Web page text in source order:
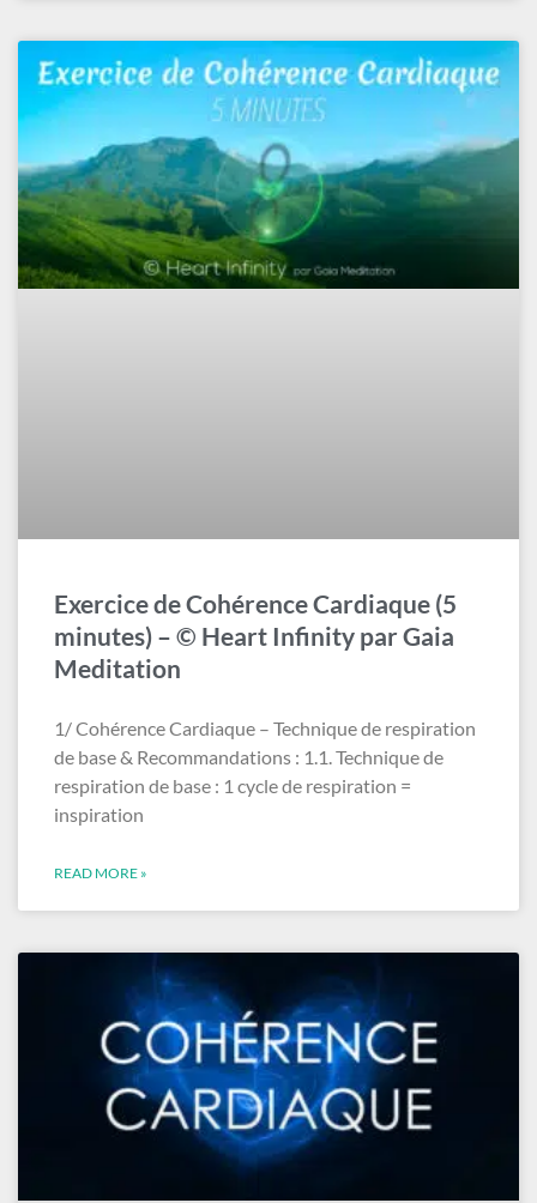
Exercice de Cohérence Cardiaque (5
minutes) – © Heart Infinity par Gaia
Meditation
1/ Cohérence Cardiaque – Technique de respiration
de base & Recommandations : 1.1. Technique de
respiration de base : 1 cycle de respiration =
inspiration
READ MORE »